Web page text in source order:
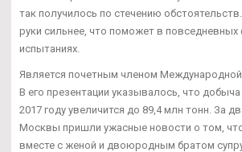
так получилось по стечению
руки сильнее, что поможет в повседневных
испытаниях.
Является почетным членом Международной
В его презентации указывалось, что
2017 году увеличится до 89,4 млн тонн. За
Москвы пришли ужасные новости о том,
вместе с женой и двоюродным братом